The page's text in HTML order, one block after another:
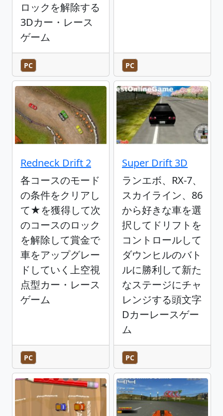
ロックを解除する
3Dカー・レース
ゲーム
PC PC
Redneck Drift 2
各コースのモード
の条件をクリアし
て★を獲得して次
のコースのロック
を解除して賞金で
車をアップグレー
ドしていく上空視
点型カー・レース
ゲーム
PC
Super Drift 3D
ランエボ、RX-7、
スカイライン、86
から好きな車を選
択してドリフトを
コントロールして
ダウンヒルのバト
ルに勝利して新た
なステージにチャ
レンジする頭文字
Dカーレースゲー
ム
PC